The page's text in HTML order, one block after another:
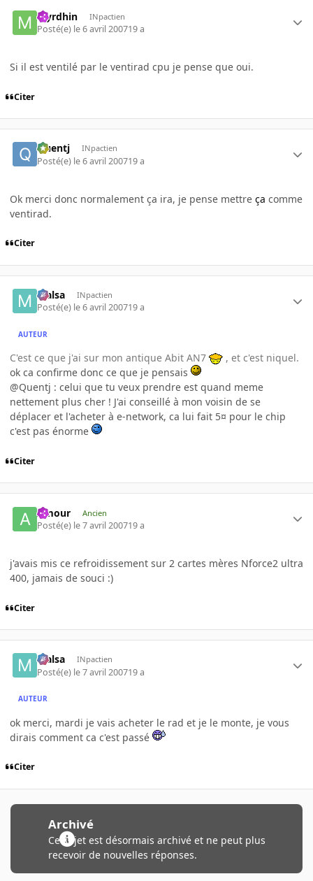
Myrdhin INpactien
Posté(e) le 6 avril 200719 a
Si il est ventilé par le ventirad cpu je pense que oui.
Citer
Quentj INpactien
Posté(e) le 6 avril 200719 a
Ok merci donc normalement ça ira, je pense mettre ça comme
ventirad.
Citer
Malsa INpactien
Posté(e) le 6 avril 200719 a
AUTEUR
C'est ce que j'ai sur mon antique Abit AN7
, et c'est niquel.
ok ca confirme donc ce que je pensais
@Quentj : celui que tu veux prendre est quand meme
nettement plus cher ! J'ai conseillé à mon voisin de se
déplacer et l'acheter à e-network, ca lui fait 5¤ pour le chip
c'est pas énorme
Citer
Amour Ancien
Posté(e) le 7 avril 200719 a
j'avais mis ce refroidissement sur 2 cartes mères Nforce2 ultra
400, jamais de souci :)
Citer
Malsa INpactien
Posté(e) le 7 avril 200719 a
AUTEUR
ok merci, mardi je vais acheter le rad et je le monte, je vous
dirais comment ca c'est passé
Citer
Archivé
Ce sujet est désormais archivé et ne peut plus
recevoir de nouvelles réponses.